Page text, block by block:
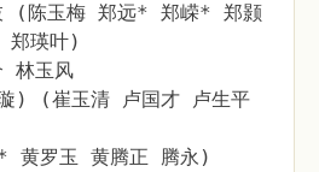
(陈玉梅 郑远* 郑嵘* 郑颢
瑛叶)
林玉风
) (崔玉清 卢国才 卢生平
黄罗玉 黄腾正 腾永)